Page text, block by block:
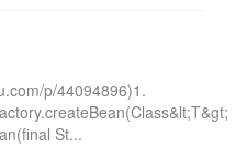
p/44094896)1.
St...